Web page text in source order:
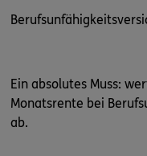
Ein absolutes Muss:
Monatsrente bei
ab.